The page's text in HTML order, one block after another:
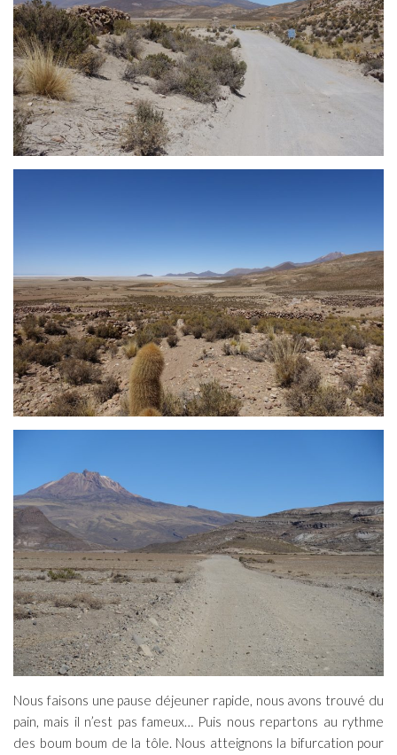
Nous faisons une pause déjeuner rapide, nous avons trouvé du
pain, mais il n’est pas fameux… Puis nous repartons au rythme
des boum boum de la tôle. Nous atteignons la bifurcation pour